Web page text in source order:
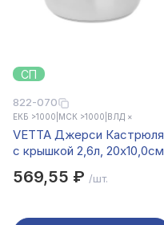
СП
822-070
ЕКБ >1000 МСК >1000 ВЛД ×
VETTA Джерси Кастрюля
с крышкой 2,6л, 20х10,0см
569,55 ₽ /шт.